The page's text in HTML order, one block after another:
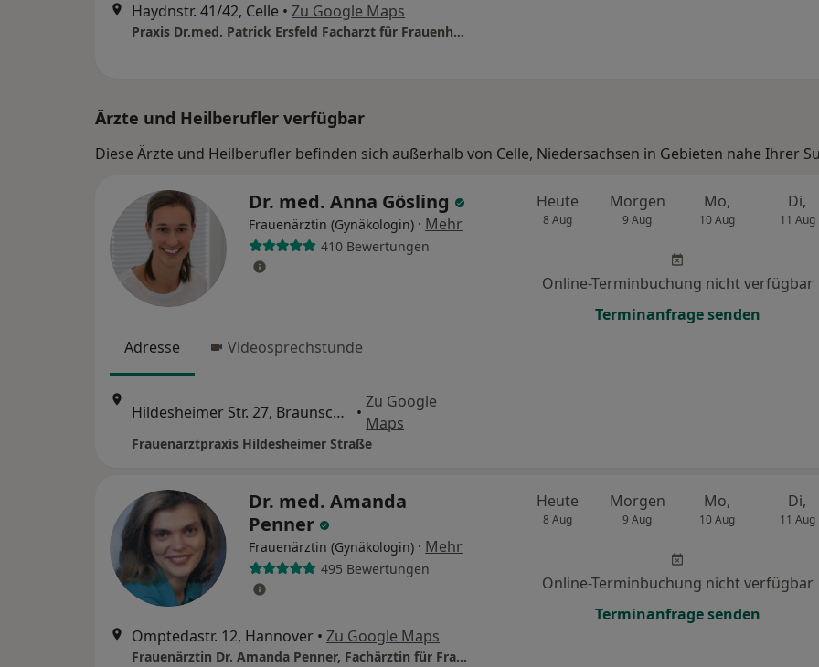
Haydnstr. 41/42, Celle • Zu Google Maps
Praxis Dr.med. Patrick Ersfeld Facharzt für Frauenheilkunde und Geburtshilfe
Ärzte und Heilberufler verfügbar
Diese Ärzte und Heilberufler befinden sich außerhalb von Celle, Niedersachsen in Gebieten nahe Ihrer
Dr. med. Anna Gösling
Frauenärztin (Gynäkologin) · Mehr
410 Bewertungen
Adresse Videosprechstunde
Hildesheimer Str. 27, Braunschweig •
Zu Google
Maps
Frauenarztpraxis Hildesheimer Straße
Heute
8 Aug
Morgen
9 Aug
Mo,
10 Aug
Di,
11 Aug
Online-Terminbuchung nicht verfügbar
Terminanfrage senden
Dr. med. Amanda
Penner
Frauenärztin (Gynäkologin) · Mehr
495 Bewertungen
Omptedastr. 12, Hannover • Zu Google Maps
Frauenärztin Dr. Amanda Penner, Fachärztin für Frauenheilkunde und Geburtshilfe
Heute
8 Aug
Morgen
9 Aug
Mo,
10 Aug
Di,
11 Aug
Online-Terminbuchung nicht verfügbar
Terminanfrage senden